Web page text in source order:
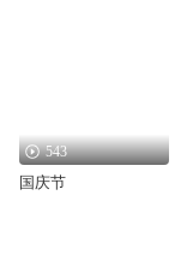
543
国庆节